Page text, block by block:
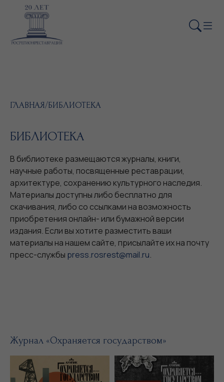
ГЛАВНАЯ/БИБЛИОТЕКА
БИБЛИОТЕКА
В библиотеке размещаются журналы, книги,
научные работы, посвященные реставрации,
архитектуре, сохранению культурного наследия.
Материалы доступны либо бесплатно для
скачивания, либо со ссылками на возможность
приобретения онлайн- или бумажной версии
издания. Если вы хотите разместить ваши
материалы на нашем сайте, присылайте их на почту
пресс-службы press.rosrest@mail.ru.
Журнал «Охраняется государством»